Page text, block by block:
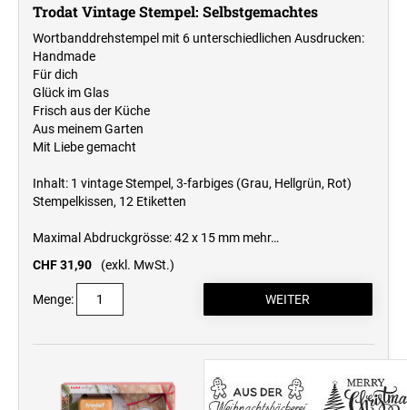
Trodat Vintage Stempel: Selbstgemachtes
Wortbanddrehstempel mit 6 unterschiedlichen Ausdrucken:
Handmade
Für dich
Glück im Glas
Frisch aus der Küche
Aus meinem Garten
Mit Liebe gemacht
Inhalt: 1 vintage Stempel, 3-farbiges (Grau, Hellgrün, Rot)
Stempelkissen, 12 Etiketten
Maximal Abdruckgrösse: 42 x 15 mm mehr…
CHF 31,90
(exkl. MwSt.)
Menge: